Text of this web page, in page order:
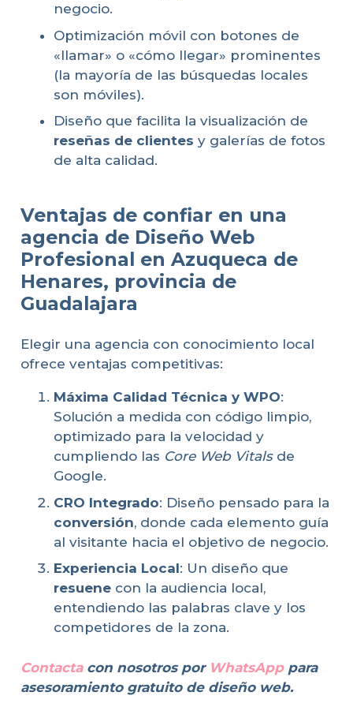
negocio.
Optimización móvil con botones de
«llamar» o «cómo llegar» prominentes
(la mayoría de las búsquedas locales
son móviles).
Diseño que facilita la visualización de
reseñas de clientes y galerías de fotos
de alta calidad.
Ventajas de confiar en una
agencia de Diseño Web
Profesional en Azuqueca de
Henares, provincia de
Guadalajara
Elegir una agencia con conocimiento local
ofrece ventajas competitivas:
Máxima Calidad Técnica y WPO:
Solución a medida con código limpio,
optimizado para la velocidad y
cumpliendo las Core Web Vitalsde
Google.
CRO Integrado: Diseño pensado para la
conversión, donde cada elemento guía
al visitante hacia el objetivo de negocio.
Experiencia Local: Un diseño que
resuene con la audiencia local,
entendiendo las palabras clave y los
competidores de la zona.
Contactacon nosotros por WhatsApppara
asesoramiento gratuito de diseño web.